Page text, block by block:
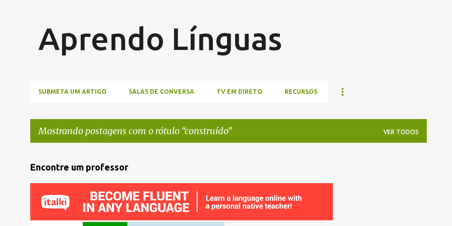
Aprendo Línguas
SUBMETA UM ARTIGO SALAS DE CONVERSA TV EM DIRETO RECURSOS
Mostrando postagens com o rótulo construído VER TODOS
P
o
Encontre um professor